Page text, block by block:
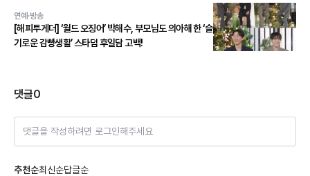
연예·방송
[해피투게더] ‘월드 오징어’ 박해수, 부모님도 의아해 한 ‘슬
기로운 감빵생활’ 스타덤 후일담 고백!
댓글0
댓글을 작성하려면 로그인해주세요
추천순최신순답글순